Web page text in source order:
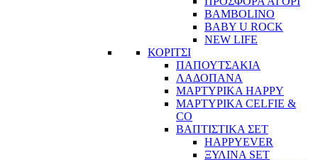
BAMBOLINO
BABY U ROCK
NEW LIFE
ΚΟΡΙΤΣΙ
ΠΑΠΟΥΤΣΑΚΙΑ
ΛΑΔΟΠΑΝΑ
ΜΑΡΤΥΡΙΚΑ HAPPY
ΜΑΡΤΥΡΙΚΑ CELFIE &
CO
ΒΑΠΤΙΣΤΙΚΑ ΣΕΤ
HAPPYEVER
ΞΥΛΙΝΑ SET